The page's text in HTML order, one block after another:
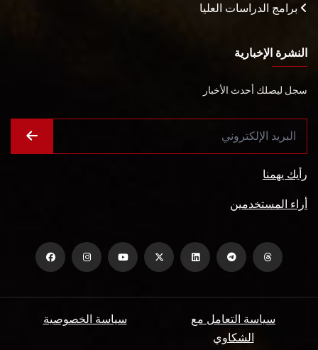
برامج الدراسات العليا
النشرة الإخبارية
سجل ليصلك أحدث الأخبار
رأيك يهمنا
أراء المستخدمين
سياسة الخصوصية
سياسة التعامل مع
الشكاوي